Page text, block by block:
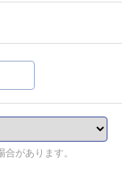
があります。